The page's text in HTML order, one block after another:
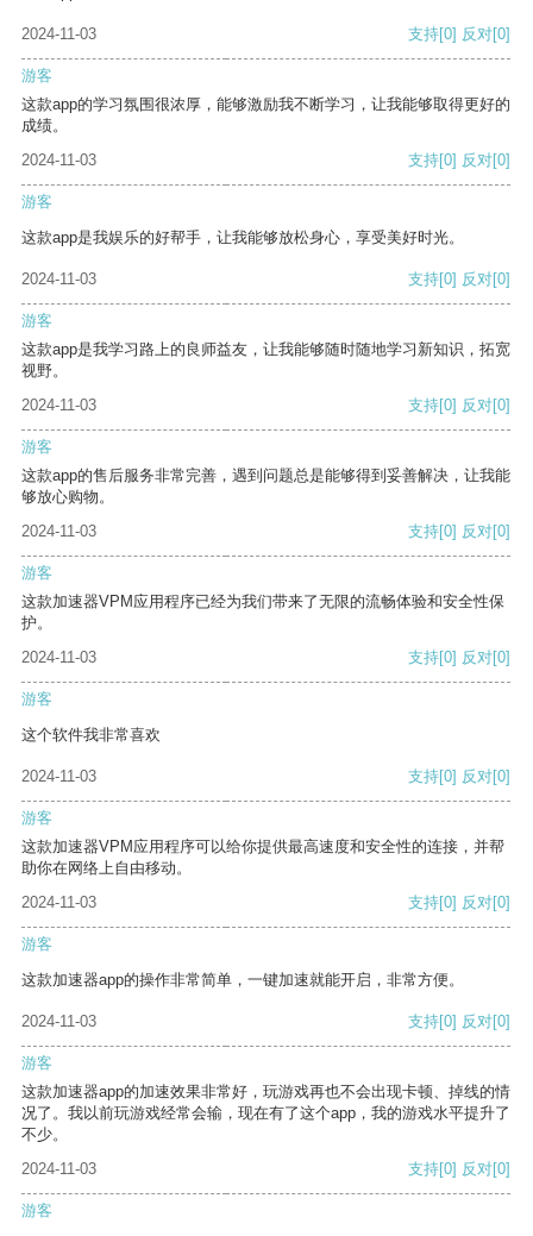
2024-11-03 支持[0] 反对[0]
游客
这款app的学习氛围很浓厚，能够激励我不断学习，让我能够取得更好的
成绩。
2024-11-03
支持[0] 反对[0]
游客
这款app是我娱乐的好帮手，让我能够放松身心，享受美好时光。
2024-11-03 支持[0] 反对[0]
游客
这款app是我学习路上的良师益友，让我能够随时随地学习新知识，拓宽
视野。
2024-11-03
支持[0] 反对[0]
游客
这款app的售后服务非常完善，遇到问题总是能够得到妥善解决，让我能
够放心购物。
2024-11-03
支持[0] 反对[0]
游客
这款加速器VPM应用程序已经为我们带来了无限的流畅体验和安全性保
护。
2024-11-03
支持[0] 反对[0]
游客
这个软件我非常喜欢
2024-11-03 支持[0] 反对[0]
游客
这款加速器VPM应用程序可以给你提供最高速度和安全性的连接，并帮
助你在网络上自由移动。
2024-11-03
支持[0] 反对[0]
游客
这款加速器app的操作非常简单，一键加速就能开启，非常方便。
2024-11-03 支持[0] 反对[0]
游客
这款加速器app的加速效果非常好，玩游戏再也不会出现卡顿、掉线的情
况了。我以前玩游戏经常会输，现在有了这个app，我的游戏水平提升了
不少。
2024-11-03
支持[0] 反对[0]
游客